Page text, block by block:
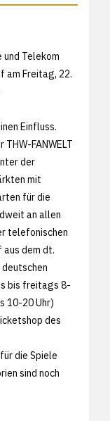
und Telekom
am Freitag, 22.
Einfluss.
FANWELT
der
mit
für die
an allen
telefonischen
aus dem dt.
bis freitags 8-
10-20 Uhr)
des
die Spiele
sind noch